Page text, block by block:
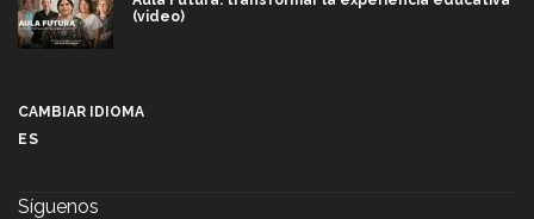
(video)
CAMBIAR IDIOMA
ES
Síguenos